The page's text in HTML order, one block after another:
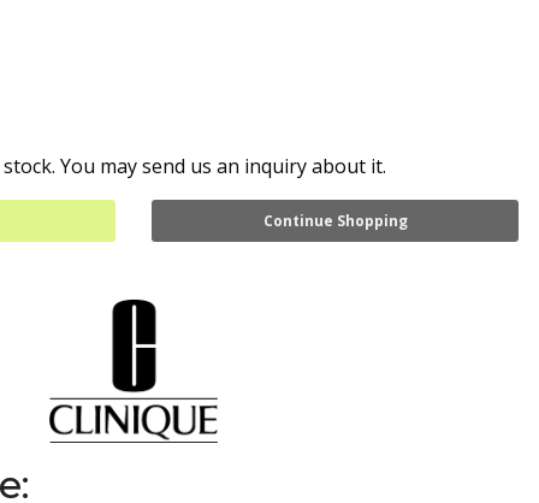
You may send us an inquiry about it.
Continue Shopping